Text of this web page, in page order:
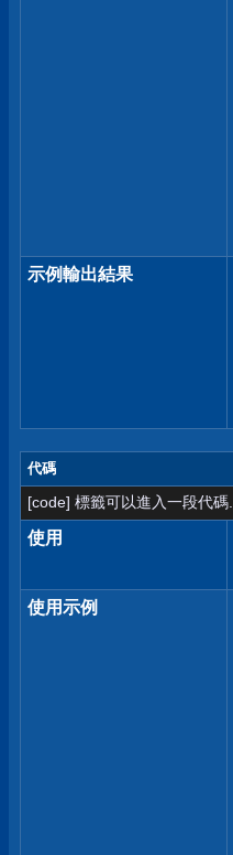
示例輸出結果
代碼
[code] 標籤可以進入一段代碼.
使用
使用示例